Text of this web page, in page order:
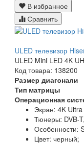
В избранное
Сравнить
ULED телевизор
ULED Mini LED 4K
Код товара: 138200
Размер диагонали
Тип матрицы
Операционная
Экран: 4K
Тюнеры: DVB-
Особенности:
Цвет: черный;